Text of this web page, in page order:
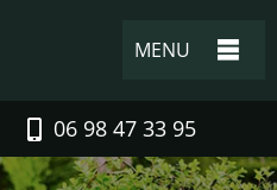
MENU
06 98 47 33 95